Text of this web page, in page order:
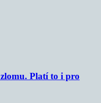
Platí to i pro